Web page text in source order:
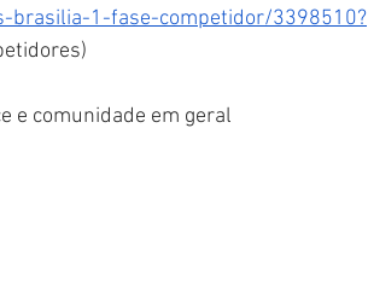
brasilia-1-fase-competidor/3398510?
e comunidade em geral